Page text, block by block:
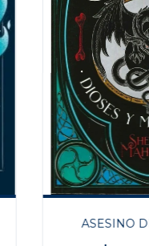
ASESINO